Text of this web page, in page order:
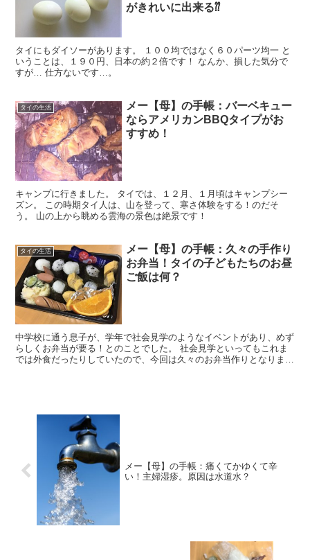
がきれいに出来る⁇
タイにもダイソーがあります。 １００均ではなく６０パーツ均一 と
いうことは、１９０円、日本の約２倍です！ なんか、損した気分で
すが… 仕方ないです…。
タイの生活
メー【母】の手帳：バーベキュー
ならアメリカンBBQタイプがお
すすめ！
キャンプに行きました。 タイでは、１２月、１月頃はキャンプシー
ズン。 この時期タイ人は、山を登って、寒さ体験をする！のだそ
う。 山の上から眺める雲海の景色は絶景です！
タイの生活
メー【母】の手帳：久々の手作り
お弁当！タイの子どもたちのお昼
ご飯は何？
中学校に通う息子が、学年で社会見学のようなイベントがあり、めず
らしくお弁当が要る！とのことでした。 社会見学といってもこれま
では外食だったりしていたので、今回は久々のお弁当作りとなりまし
メー【母】の手帳：痛くてかゆくて辛
い！主婦湿疹。原因は水道水？